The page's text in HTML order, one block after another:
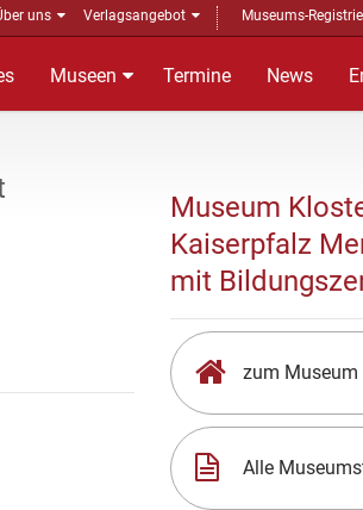
uns Verlagsangebot Museums-
Museen Termine News
Museum
Kaiserpfalz
mit
zum Museum
Alle